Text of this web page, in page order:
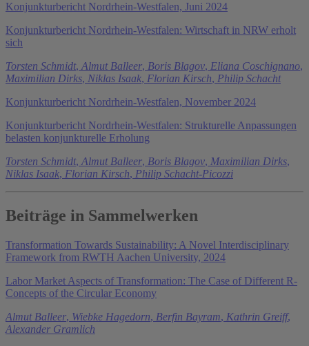
Konjunkturbericht Nordrhein-Westfalen, Juni 2024
Konjunkturbericht Nordrhein-Westfalen: Wirtschaft in NRW erholt
sich
Torsten Schmidt, Almut Balleer, Boris Blagov, Eliana Coschignano,
Maximilian Dirks, Niklas Isaak, Florian Kirsch, Philip Schacht
Konjunkturbericht Nordrhein-Westfalen, November 2024
Konjunkturbericht Nordrhein-Westfalen: Strukturelle Anpassungen
belasten konjunkturelle Erholung
Torsten Schmidt, Almut Balleer, Boris Blagov, Maximilian Dirks,
Niklas Isaak, Florian Kirsch, Philip Schacht-Picozzi
Beiträge in Sammelwerken
Transformation Towards Sustainability: A Novel Interdisciplinary
Framework from RWTH Aachen University, 2024
Labor Market Aspects of Transformation: The Case of Different R-
Concepts of the Circular Economy
Almut Balleer, Wiebke Hagedorn, Berfin Bayram, Kathrin Greiff,
Alexander Gramlich